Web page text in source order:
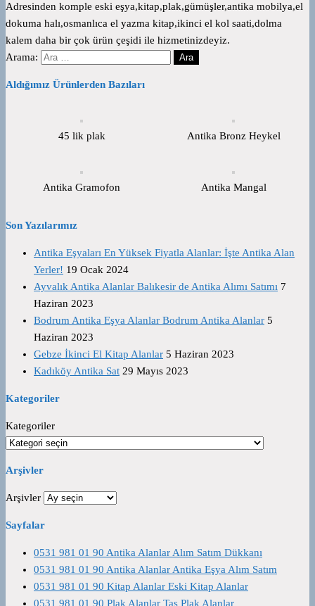
Adresinden komple eski eşya,kitap,plak,gümüşler,antika mobilya,el
dokuma halı,osmanlıca el yazma kitap,ikinci el kol saati,dolma
kalem daha bir çok ürün çeşidi ile hizmetinizdeyiz.
Arama:
Aldığımız Ürünlerden Bazıları
45 lik plak Antika Bronz Heykel
Antika Gramofon Antika Mangal
Son Yazılarımız
Antika Eşyaları En Yüksek Fiyatla Alanlar: İşte Antika Alan
Yerler! 19 Ocak 2024
Ayvalık Antika Alanlar Balıkesir de Antika Alımı Satımı 7
Haziran 2023
Bodrum Antika Eşya Alanlar Bodrum Antika Alanlar 5
Haziran 2023
Gebze İkinci El Kitap Alanlar 5 Haziran 2023
Kadıköy Antika Sat 29 Mayıs 2023
Kategoriler
Kategoriler
Arşivler
Arşivler
Sayfalar
0531 981 01 90 Antika Alanlar Alım Satım Dükkanı
0531 981 01 90 Antika Alanlar Antika Eşya Alım Satım
0531 981 01 90 Kitap Alanlar Eski Kitap Alanlar
0531 981 01 90 Plak Alanlar Taş Plak Alanlar